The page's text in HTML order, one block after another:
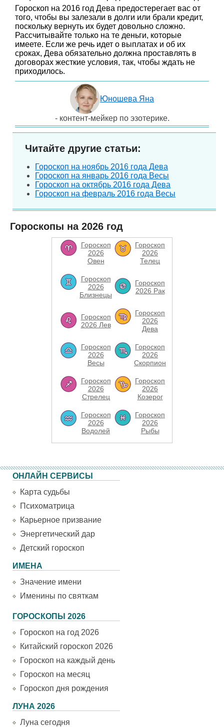
Гороскоп на 2016 год Дева предостерегает вас от
того, чтобы вы залезали в долги или брали кредит,
поскольку вернуть их будет довольно сложно.
Рассчитывайте только на те деньги, которые
имеете. Если же речь идет о выплатах и об их
сроках, Дева обязательно должна проставлять в
договорах жесткие условия, так, чтобы ждать не
приходилось.
Юношева Яна
- контент-мейкер по эзотерике.
Читайте другие статьи:
Гороскоп на ноябрь 2016 года Дева
Гороскоп на январь 2016 года Весы
Гороскоп на октябрь 2016 года Дева
Гороскоп на февраль 2016 года Весы
Гороскопы на 2026 год
Гороскоп
2026
Овен
Гороскоп
2026
Телец
Гороскоп
2026
Близнецы
Гороскоп
2026 Рак
Гороскоп
2026 Лев
Гороскоп
2026
Дева
Гороскоп
2026
Весы
Гороскоп
2026
Скорпион
Гороскоп
2026
Стрелец
Гороскоп
2026
Козерог
Гороскоп
2026
Водолей
Гороскоп
2026
Рыбы
ОНЛАЙН СЕРВИСЫ
Карта судьбы
Психоматрица
Карьерное призвание
Энергетический дар
Детский гороскоп
ИМЕНА
Значение имени
Именины по святкам
ГОРОСКОПЫ 2026
Гороскоп на год 2026
Китайский гороскоп 2026
Гороскоп на каждый день
Гороскоп на месяц
Гороскоп дня рождения
ЛУНА 2026
Луна сегодня